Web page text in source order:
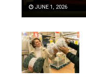
JUNE 1, 2026